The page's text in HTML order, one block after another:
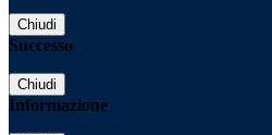
Chiudi
Successo
Chiudi
Informazione